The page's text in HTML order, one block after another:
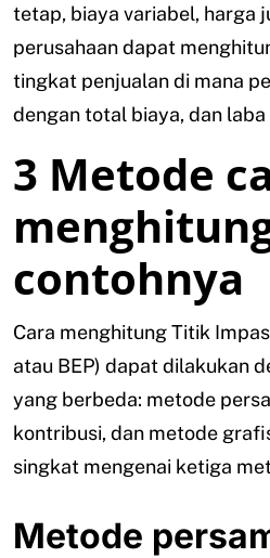
tetap, biaya variabel, harga
perusahaan dapat
tingkat penjualan di mana
dengan total biaya, dan
3 Metode
contohnya
Cara menghitung Titik
atau BEP) dapat dilakukan
yang berbeda: metode
kontribusi, dan metode
singkat mengenai ketiga
Metode